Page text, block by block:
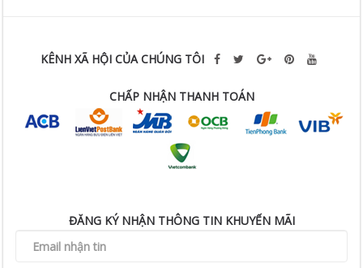
KÊNH XÃ HỘI CỦA CHÚNG TÔI
CHẤP NHẬN THANH TOÁN
ĐĂNG KÝ NHẬN THÔNG TIN KHUYẾN MÃI